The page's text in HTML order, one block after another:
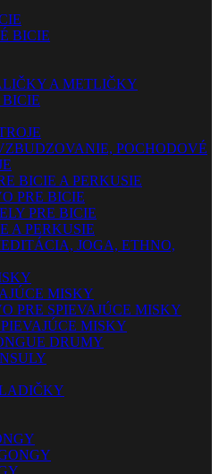
BICIE
A METLIČKY
POCHODOVÉ
BICIE A PERKUSIE
PRE BICIE
PRE BICIE
A PERKUSIE
JOGA, ETHNO,
MISKY
PRE SPIEVAJÚCE MISKY
MISKY
DRUMY